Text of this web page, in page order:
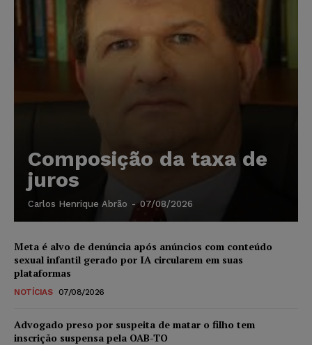
Composição da taxa de
juros
Carlos Henrique Abrão - 07/08/2026
Meta é alvo de denúncia após anúncios com conteúdo
sexual infantil gerado por IA circularem em suas
plataformas
NOTÍCIAS 07/08/2026
Advogado preso por suspeita de matar o filho tem
inscrição suspensa pela OAB-TO